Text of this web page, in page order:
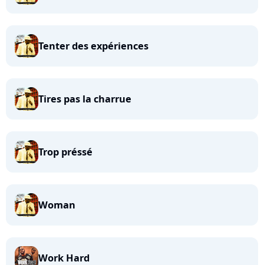
Tenter des expériences
Tires pas la charrue
Trop préssé
Woman
Work Hard